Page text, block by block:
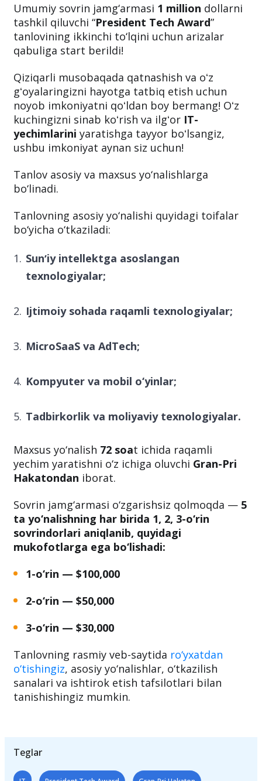
Umumiy sovrin jamg‘armasi 1 million dollarni
tashkil qiluvchi “President Tech Award”
tanlovining ikkinchi to‘lqini uchun arizalar
qabuliga start berildi!
Qiziqarli musobaqada qatnashish va oʻz
gʻoyalaringizni hayotga tatbiq etish uchun
noyob imkoniyatni qoʻldan boy bermang! Oʻz
kuchingizni sinab koʻrish va ilgʻor IT-
yechimlarini yaratishga tayyor boʻlsangiz,
ushbu imkoniyat aynan siz uchun!
Tanlov asosiy va maxsus yo‘nalishlarga
bo‘linadi.
Tanlovning asosiy yo‘nalishi quyidagi toifalar
bo‘yicha o‘tkaziladi:
Sunʼiy intellektga asoslangan
texnologiyalar;
Ijtimoiy sohada raqamli texnologiyalar;
MicroSaaS va AdTech;
Kompyuter va mobil o‘yinlar;
Tadbirkorlik va moliyaviy texnologiyalar.
Maxsus yo‘nalish 72 soat ichida raqamli
yechim yaratishni o‘z ichiga oluvchi Gran-Pri
Hakatondan iborat.
Sovrin jamg‘armasi o‘zgarishsiz qolmoqda — 5
ta yo‘nalishning har birida 1, 2, 3-o‘rin
sovrindorlari aniqlanib, quyidagi
mukofotlarga ega bo‘lishadi:
1-o‘rin — $100,000
2-o‘rin — $50,000
3-o‘rin — $30,000
Tanlovning rasmiy veb-saytida ro‘yxatdan
o‘tishingiz, asosiy yo‘nalishlar, o‘tkazilish
sanalari va ishtirok etish tafsilotlari bilan
tanishishingiz mumkin.
Teglar